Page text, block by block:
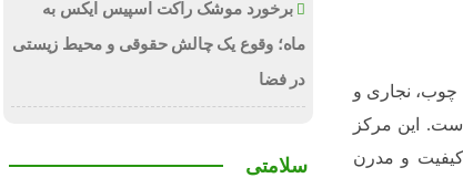
چوب، نجاری و
این مرکز
و مدرن
برخورد موشک راکت اسپیس ایکس به
ماه؛ وقوع یک چالش حقوقی و محیط زیستی
در فضا
سلامتی